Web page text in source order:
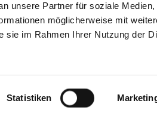
unsere Partner für soziale Medien,
möglicherweise mit
sie im Rahmen Ihrer Nutzung der
Statistiken
69-0 · Fax: 04821/699-356 · E-Mail:
Hinweisgeberschutzgesetz